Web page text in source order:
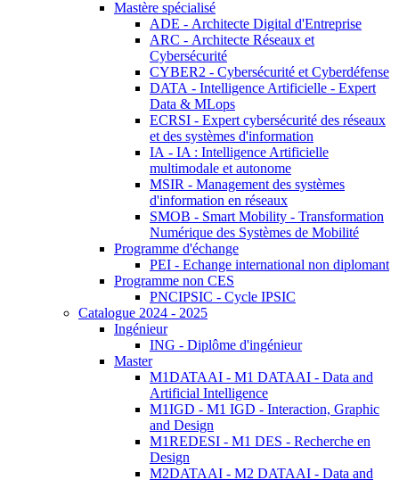
Mastère spécialisé
ADE - Architecte Digital d'Entreprise
ARC - Architecte Réseaux et
Cybersécurité
CYBER2 - Cybersécurité et Cyberdéfense
DATA - Intelligence Artificielle - Expert
Data & MLops
ECRSI - Expert cybersécurité des réseaux
et des systèmes d'information
IA - IA : Intelligence Artificielle
multimodale et autonome
MSIR - Management des systèmes
d'information en réseaux
SMOB - Smart Mobility - Transformation
Numérique des Systèmes de Mobilité
Programme d'échange
PEI - Echange international non diplomant
Programme non CES
PNCIPSIC - Cycle IPSIC
Catalogue 2024 - 2025
Ingénieur
ING - Diplôme d'ingénieur
Master
M1DATAAI - M1 DATAAI - Data and
Artificial Intelligence
M1IGD - M1 IGD - Interaction, Graphic
and Design
M1REDESI - M1 DES - Recherche en
Design
M2DATAAI - M2 DATAAI - Data and